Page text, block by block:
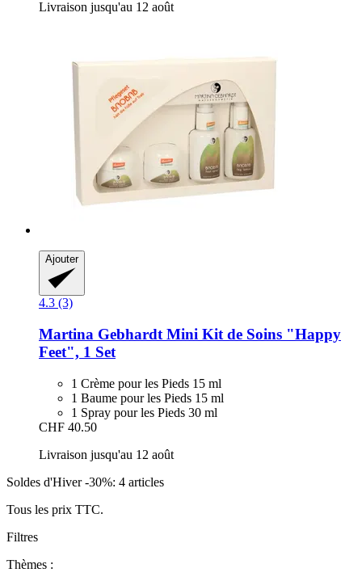
Livraison jusqu'au 12 août
Ajouter
4.3 (3)
Martina Gebhardt Mini Kit de Soins "Happy
Feet", 1 Set
1 Crème pour les Pieds 15 ml
1 Baume pour les Pieds 15 ml
1 Spray pour les Pieds 30 ml
CHF 40.50
Livraison jusqu'au 12 août
Soldes d'Hiver -30%: 4 articles
Tous les prix TTC.
Filtres
Thèmes :